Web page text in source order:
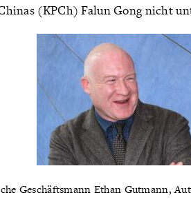
(KPCh) Falun Gong nicht
Geschäftsmann Ethan Gutmann,